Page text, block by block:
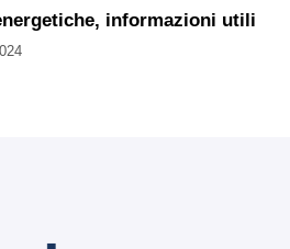
informazioni utili